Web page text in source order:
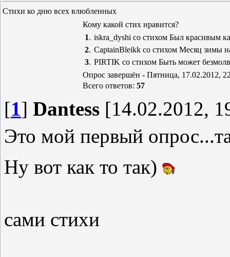
Стихи ко дню всех влюбленных
Кому какой стих нравится?
1. iskra_dyshi со стихом Был красивым
2. CaptainBleikk со стихом Месяц зимы
3. PIRTIK со стихом Быть может
Опрос завершён - Пятница, 17.02.2012,
Всего ответов: 57
[1] Dantess [14.02.2012,
Это мой первый
Ну вот как то так)
сами стихи